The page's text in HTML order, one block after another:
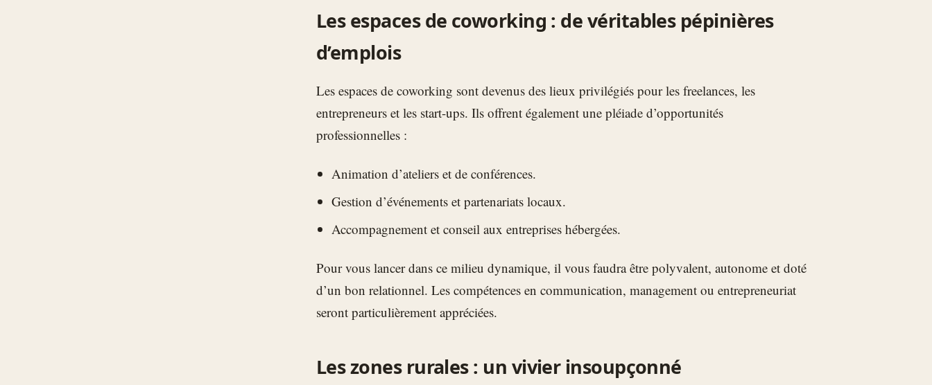
Les espaces de coworking : de véritables pépinières
d’emplois
Les espaces de coworking sont devenus des lieux privilégiés pour les freelances, les
entrepreneurs et les start-ups. Ils offrent également une pléiade d’opportunités
professionnelles :
Animation d’ateliers et de conférences.
Gestion d’événements et partenariats locaux.
Accompagnement et conseil aux entreprises hébergées.
Pour vous lancer dans ce milieu dynamique, il vous faudra être polyvalent, autonome et doté
d’un bon relationnel. Les compétences en communication, management ou entrepreneuriat
seront particulièrement appréciées.
Les zones rurales : un vivier insoupçonné